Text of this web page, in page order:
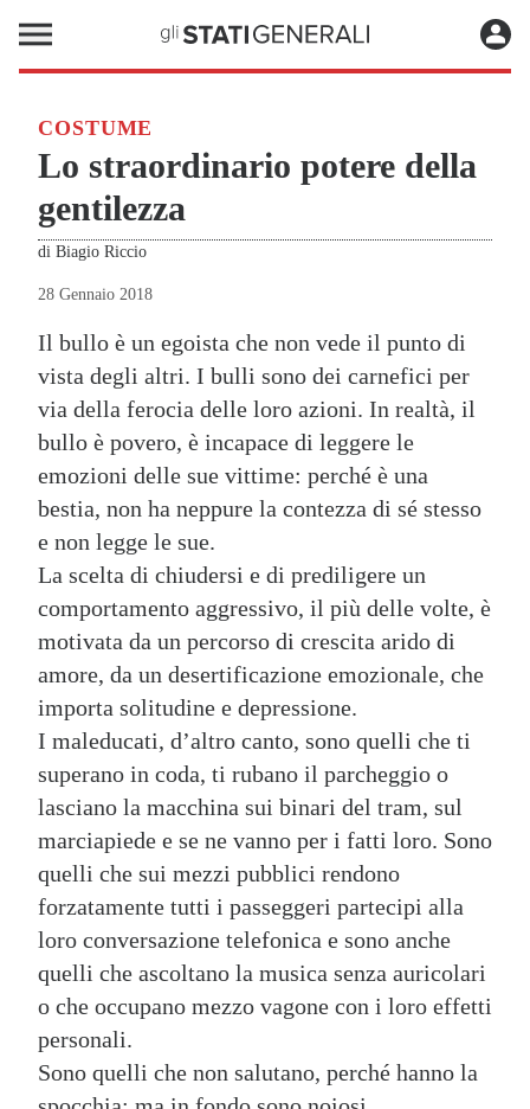
COSTUME
Lo straordinario potere della
gentilezza
di Biagio Riccio
28 Gennaio 2018
Il bullo è un egoista che non vede il punto di
vista degli altri. I bulli sono dei carnefici per
via della ferocia delle loro azioni. In realtà, il
bullo è povero, è incapace di leggere le
emozioni delle sue vittime: perché è una
bestia, non ha neppure la contezza di sé stesso
e non legge le sue.
La scelta di chiudersi e di prediligere un
comportamento aggressivo, il più delle volte, è
motivata da un percorso di crescita arido di
amore, da un desertificazione emozionale, che
importa solitudine e depressione.
I maleducati, d’altro canto, sono quelli che ti
superano in coda, ti rubano il parcheggio o
lasciano la macchina sui binari del tram, sul
marciapiede e se ne vanno per i fatti loro. Sono
quelli che sui mezzi pubblici rendono
forzatamente tutti i passeggeri partecipi alla
loro conversazione telefonica e sono anche
quelli che ascoltano la musica senza auricolari
o che occupano mezzo vagone con i loro effetti
personali.
Sono quelli che non salutano, perché hanno la